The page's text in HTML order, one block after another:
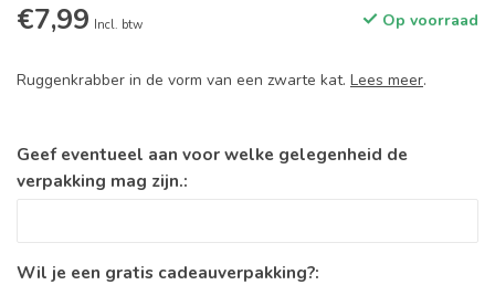
€7,99 Incl. btw Op voorraad
Ruggenkrabber in de vorm van een zwarte kat. Lees meer.
Geef eventueel aan voor welke gelegenheid de
verpakking mag zijn.:
Wil je een gratis cadeauverpakking?: